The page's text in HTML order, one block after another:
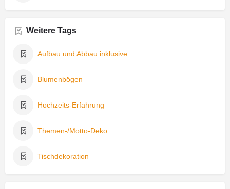
Weitere Tags
Aufbau und Abbau inklusive
Blumenbögen
Hochzeits-Erfahrung
Themen-/Motto-Deko
Tischdekoration